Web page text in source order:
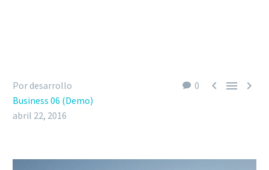
0   
Por desarrollo
Business 06 (Demo)
abril 22, 2016